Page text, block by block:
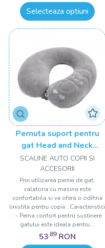
Selecteaza optiuni
Pernuta suport pentru
gat Head and Neck
BabyJem
SCAUNE AUTO COPII SI
ACCESORII
Prin utilizarea pernei de gat,
calatoria cu masina este
confortabila si va ofera o odihna
linistita pentru copiii . Caracteristici
: - Perna confort pentru sustinere
gatului este ideala pentru...
53,89 RON